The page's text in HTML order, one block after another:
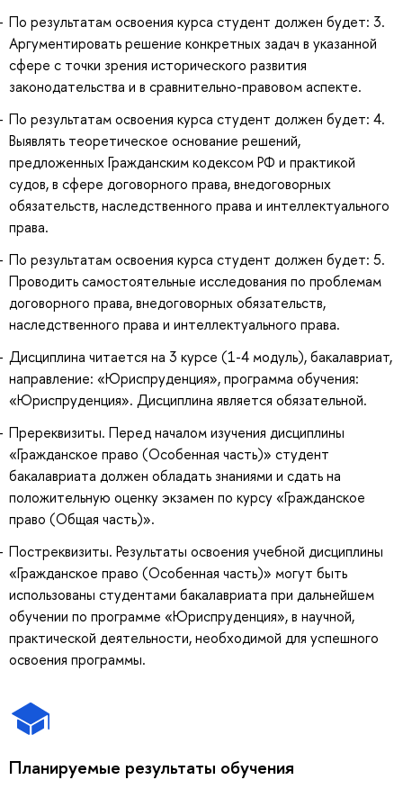
По результатам освоения курса студент должен будет: 3.
Аргументировать решение конкретных задач в указанной
сфере с точки зрения исторического развития
законодательства и в сравнительно-правовом аспекте.
По результатам освоения курса студент должен будет: 4.
Выявлять теоретическое основание решений,
предложенных Гражданским кодексом РФ и практикой
судов, в сфере договорного права, внедоговорных
обязательств, наследственного права и интеллектуального
права.
По результатам освоения курса студент должен будет: 5.
Проводить самостоятельные исследования по проблемам
договорного права, внедоговорных обязательств,
наследственного права и интеллектуального права.
Дисциплина читается на 3 курсе (1-4 модуль), бакалавриат,
направление: «Юриспруденция», программа обучения:
«Юриспруденция». Дисциплина является обязательной.
Пререквизиты. Перед началом изучения дисциплины
«Гражданское право (Особенная часть)» студент
бакалавриата должен обладать знаниями и сдать на
положительную оценку экзамен по курсу «Гражданское
право (Общая часть)».
Постреквизиты. Результаты освоения учебной дисциплины
«Гражданское право (Особенная часть)» могут быть
использованы студентами бакалавриата при дальнейшем
обучении по программе «Юриспруденция», в научной,
практической деятельности, необходимой для успешного
освоения программы.
Планируемые результаты обучения